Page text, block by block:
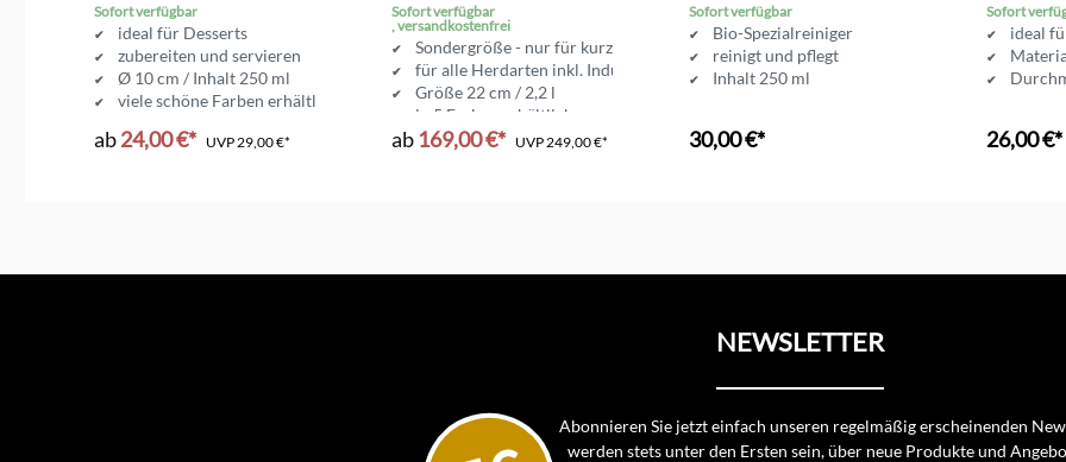
Sofort verfügbar
ideal für Desserts
zubereiten und servieren
Ø 10 cm / Inhalt 250 ml
viele schöne Farben erhältlich
ab24,00 €* UVP 29,00 €*
Sofort verfügbar
, versandkostenfrei
Sondergröße - nur für kurze Zeit
für alle Herdarten inkl. Induktion
Größe 22 cm / 2,2 l
in 5 Farben erhältlich
ab 169,00 €* UVP 249,00 €*
Sofort verfügbar
Bio-Spezialreiniger
reinigt und pflegt
Inhalt 250 ml
30,00 €*
Sofort
ideal
26,00 €*
NEWSLETTER
Abonnieren Sie jetzt einfach unseren regelmäßig erscheinenden
werden stets unter den Ersten sein, über neue Produkte und